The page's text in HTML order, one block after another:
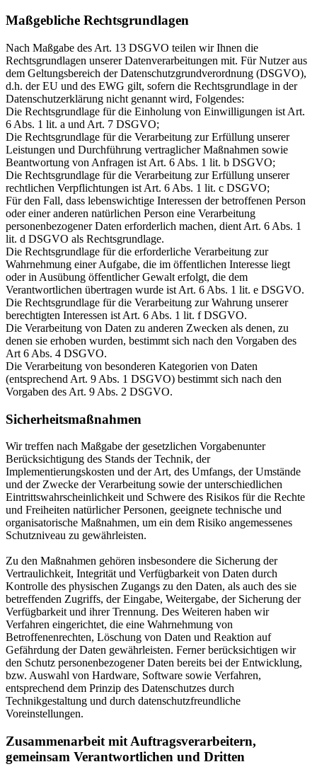
Maßgebliche Rechtsgrundlagen
Nach Maßgabe des Art. 13 DSGVO teilen wir Ihnen die
Rechtsgrundlagen unserer Datenverarbeitungen mit. Für Nutzer aus
dem Geltungsbereich der Datenschutzgrundverordnung (DSGVO),
d.h. der EU und des EWG gilt, sofern die Rechtsgrundlage in der
Datenschutzerklärung nicht genannt wird, Folgendes:
Die Rechtsgrundlage für die Einholung von Einwilligungen ist Art.
6 Abs. 1 lit. a und Art. 7 DSGVO;
Die Rechtsgrundlage für die Verarbeitung zur Erfüllung unserer
Leistungen und Durchführung vertraglicher Maßnahmen sowie
Beantwortung von Anfragen ist Art. 6 Abs. 1 lit. b DSGVO;
Die Rechtsgrundlage für die Verarbeitung zur Erfüllung unserer
rechtlichen Verpflichtungen ist Art. 6 Abs. 1 lit. c DSGVO;
Für den Fall, dass lebenswichtige Interessen der betroffenen Person
oder einer anderen natürlichen Person eine Verarbeitung
personenbezogener Daten erforderlich machen, dient Art. 6 Abs. 1
lit. d DSGVO als Rechtsgrundlage.
Die Rechtsgrundlage für die erforderliche Verarbeitung zur
Wahrnehmung einer Aufgabe, die im öffentlichen Interesse liegt
oder in Ausübung öffentlicher Gewalt erfolgt, die dem
Verantwortlichen übertragen wurde ist Art. 6 Abs. 1 lit. e DSGVO.
Die Rechtsgrundlage für die Verarbeitung zur Wahrung unserer
berechtigten Interessen ist Art. 6 Abs. 1 lit. f DSGVO.
Die Verarbeitung von Daten zu anderen Zwecken als denen, zu
denen sie erhoben wurden, bestimmt sich nach den Vorgaben des
Art 6 Abs. 4 DSGVO.
Die Verarbeitung von besonderen Kategorien von Daten
(entsprechend Art. 9 Abs. 1 DSGVO) bestimmt sich nach den
Vorgaben des Art. 9 Abs. 2 DSGVO.
Sicherheitsmaßnahmen
Wir treffen nach Maßgabe der gesetzlichen Vorgabenunter
Berücksichtigung des Stands der Technik, der
Implementierungskosten und der Art, des Umfangs, der Umstände
und der Zwecke der Verarbeitung sowie der unterschiedlichen
Eintrittswahrscheinlichkeit und Schwere des Risikos für die Rechte
und Freiheiten natürlicher Personen, geeignete technische und
organisatorische Maßnahmen, um ein dem Risiko angemessenes
Schutzniveau zu gewährleisten.
Zu den Maßnahmen gehören insbesondere die Sicherung der
Vertraulichkeit, Integrität und Verfügbarkeit von Daten durch
Kontrolle des physischen Zugangs zu den Daten, als auch des sie
betreffenden Zugriffs, der Eingabe, Weitergabe, der Sicherung der
Verfügbarkeit und ihrer Trennung. Des Weiteren haben wir
Verfahren eingerichtet, die eine Wahrnehmung von
Betroffenenrechten, Löschung von Daten und Reaktion auf
Gefährdung der Daten gewährleisten. Ferner berücksichtigen wir
den Schutz personenbezogener Daten bereits bei der Entwicklung,
bzw. Auswahl von Hardware, Software sowie Verfahren,
entsprechend dem Prinzip des Datenschutzes durch
Technikgestaltung und durch datenschutzfreundliche
Voreinstellungen.
Zusammenarbeit mit Auftragsverarbeitern,
gemeinsam Verantwortlichen und Dritten